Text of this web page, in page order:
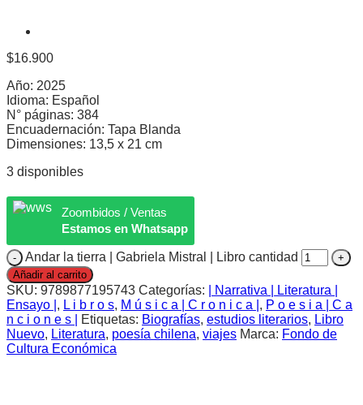
$16.900
Año: 2025
Idioma: Español
N° páginas: 384
Encuadernación: Tapa Blanda
Dimensiones: 13,5 x 21 cm
3 disponibles
Zoombidos / Ventas
Estamos en Whatsapp
Andar la tierra | Gabriela Mistral | Libro cantidad
Añadir al carrito
SKU: 9789877195743 Categorías:
| Narrativa | Literatura |
Ensayo | , L i b r o s, M ú s i c a | C r o n i c a | , P o e s i a | C a
n c i o n e s |
Etiquetas: Biografías, estudios literarios, Libro
Nuevo, Literatura, poesía chilena, viajes Marca: Fondo de
Cultura Económica